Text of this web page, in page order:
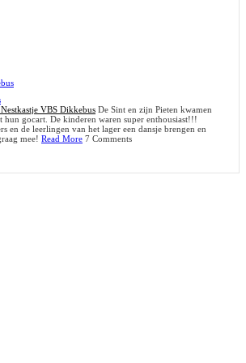
VBS Dikkebus De Sint en zijn Pieten kwamen
hun gocart. De kinderen waren super enthousiast!!!
en de leerlingen van het lager een dansje brengen en
mee! Read More 7 Comments